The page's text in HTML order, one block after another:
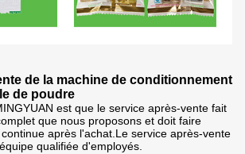
de la machine de conditionnement
de poudre
est que le service après-vente fait
que nous proposons et doit faire
après l'achat.Le service après-vente
qualifiée d'employés.